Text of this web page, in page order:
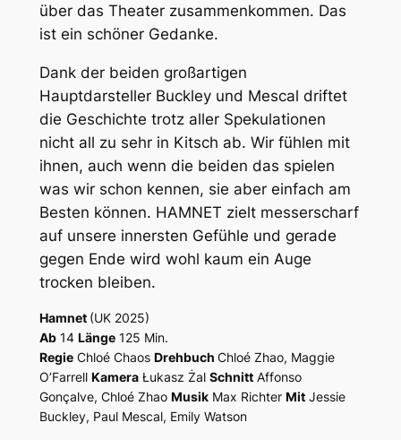
über das Theater zusammenkommen. Das
ist ein schöner Gedanke.
Dank der beiden großartigen
Hauptdarsteller Buckley und Mescal driftet
die Geschichte trotz aller Spekulationen
nicht all zu sehr in Kitsch ab. Wir fühlen mit
ihnen, auch wenn die beiden das spielen
was wir schon kennen, sie aber einfach am
Besten können. HAMNET zielt messerscharf
auf unsere innersten Gefühle und gerade
gegen Ende wird wohl kaum ein Auge
trocken bleiben.
Hamnet (UK 2025)
Ab14 Länge125 Min.
RegieChloé Chaos Drehbuch Chloé Zhao, Maggie
O’Farrell KameraŁukasz Żal Schnitt Affonso
Gonçalve, Chloé Zhao MusikMax Richter MitJessie
Buckley, Paul Mescal, Emily Watson